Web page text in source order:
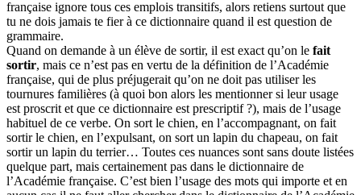
française ignore tous ces emplois transitifs, alors retiens surtout que
tu ne dois jamais te fier à ce dictionnaire quand il est question de
grammaire.
Quand on demande à un élève de sortir, il est exact qu’on le fait
sortir, mais ce n’est pas en vertu de la définition de l’Académie
française, qui de plus préjugerait qu’on ne doit pas utiliser les
tournures familières (à quoi bon alors les mentionner si leur usage
est proscrit et que ce dictionnaire est prescriptif ?), mais de l’usage
habituel de ce verbe. On sort le chien, en l’accompagnant, on fait
sortir le chien, en l’expulsant, on sort un lapin du chapeau, on fait
sortir un lapin du terrier… Toutes ces nuances sont sans doute listées
quelque part, mais certainement pas dans le dictionnaire de
l’Académie française. C’est bien l’usage des mots qui importe et en